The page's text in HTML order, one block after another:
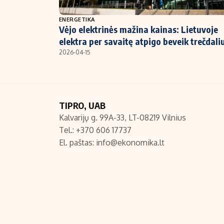
NT ir statybos
ENERGETIKA
Vėjo elektrinės mažina kainas: Lietuvoje
elektra per savaitę atpigo beveik
2026-04-15
TIPRO, UAB
Kalvarijų g. 99A-33, LT-08219 Vilnius
Tel.: +370 606 17737
El. paštas: info@ekonomika.lt